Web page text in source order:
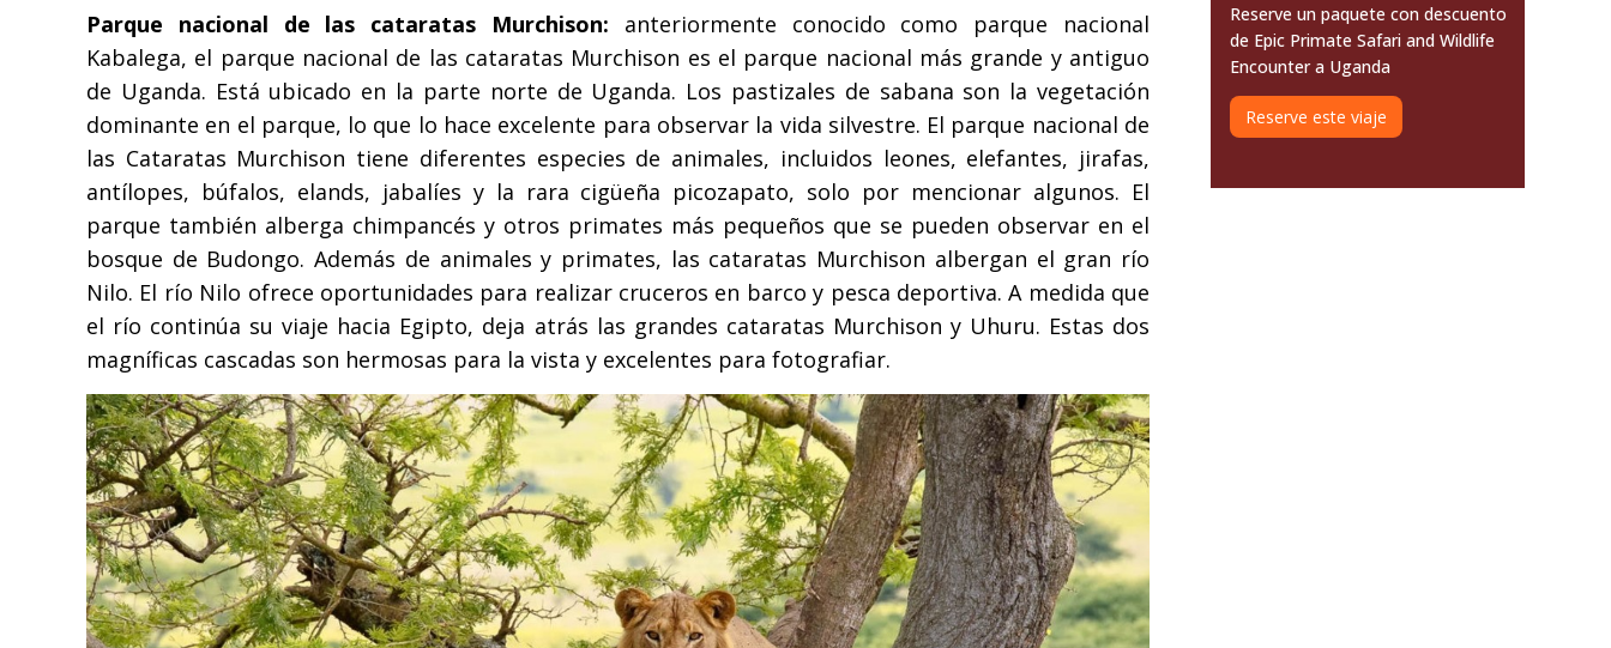
Parque nacional de las cataratas Murchison: anteriormente conocido como parque nacional
Kabalega, el parque nacional de las cataratas Murchison es el parque nacional más grande y antiguo
de Uganda. Está ubicado en la parte norte de Uganda. Los pastizales de sabana son la vegetación
dominante en el parque, lo que lo hace excelente para observar la vida silvestre. El parque nacional de
las Cataratas Murchison tiene diferentes especies de animales, incluidos leones, elefantes, jirafas,
antílopes, búfalos, elands, jabalíes y la rara cigüeña picozapato, solo por mencionar algunos. El
parque también alberga chimpancés y otros primates más pequeños que se pueden observar en el
bosque de Budongo. Además de animales y primates, las cataratas Murchison albergan el gran río
Nilo. El río Nilo ofrece oportunidades para realizar cruceros en barco y pesca deportiva. A medida que
el río continúa su viaje hacia Egipto, deja atrás las grandes cataratas Murchison y Uhuru. Estas dos
magníficas cascadas son hermosas para la vista y excelentes para fotografiar.
Reserve un paquete con descuento
de Epic Primate Safari and Wildlife
Encounter a Uganda
Reserve este viaje